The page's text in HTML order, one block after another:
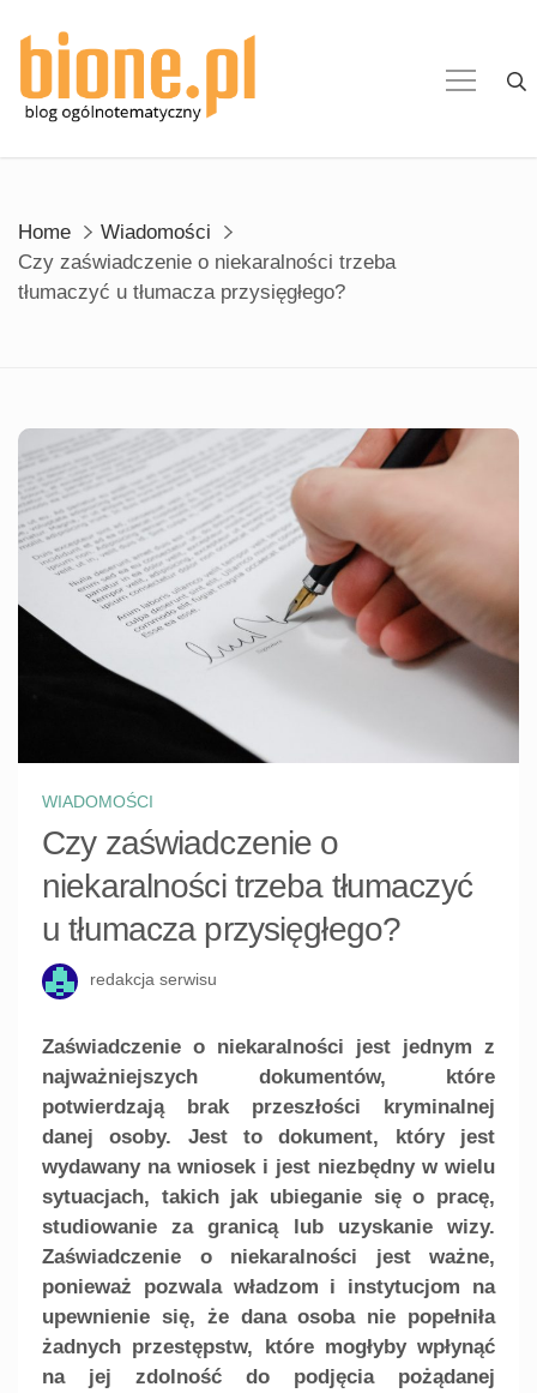
Home
Wiadomości
Czy zaświadczenie o niekaralności trzeba
tłumaczyć u tłumacza przysięgłego?
WIADOMOŚCI
Czy zaświadczenie o
niekaralności trzeba tłumaczyć
u tłumacza przysięgłego?
redakcja serwisu
Zaświadczenie o niekaralności jest jednym z
najważniejszych dokumentów, które
potwierdzają brak przeszłości kryminalnej
danej osoby. Jest to dokument, który jest
wydawany na wniosek i jest niezbędny w wielu
sytuacjach, takich jak ubieganie się o pracę,
studiowanie za granicą lub uzyskanie wizy.
Zaświadczenie o niekaralności jest ważne,
ponieważ pozwala władzom i instytucjom na
upewnienie się, że dana osoba nie popełniła
żadnych przestępstw, które mogłyby wpłynąć
na jej zdolność do podjęcia pożądanej